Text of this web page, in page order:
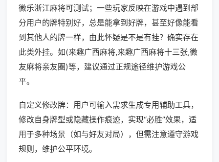
微乐浙江麻将可测试；一些玩家反映在游戏中遇到部
分用户的牌特别好，总是能拿到好牌，甚至好像能看
到其他人的牌一样，由此怀疑是不是有挂？确实存在
此类外挂。如(来趣广西麻将,来趣广西麻将十三张,微
友麻将亲友圈)等，建议通过正规途径维护游戏公
平。
自定义修改牌：用户可输入需求生成专用辅助工具，
修改自身牌型或隐藏操作痕迹，实现“必胜”效果，适
用于多种场景（如与好友对局），但需注意遵守游戏
规则，维护公平环境。